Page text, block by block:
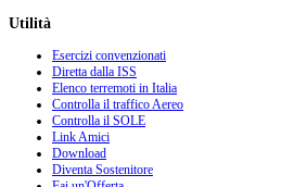
Utilità
Esercizi convenzionati
Diretta dalla ISS
Elenco terremoti in Italia
Controlla il traffico Aereo
Controlla il SOLE
Link Amici
Download
Diventa Sostenitore